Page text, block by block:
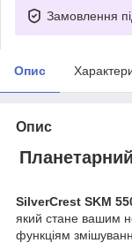
Замовлення
Опис
Опис
SilverCrest SKM
який стане вашим
функціям